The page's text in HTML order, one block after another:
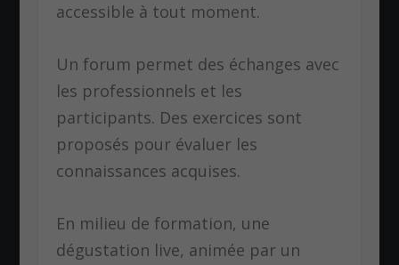
accessible à tout moment.
Un forum permet des échanges avec
les professionnels et les
participants. Des exercices sont
proposés pour évaluer les
connaissances acquises.
En milieu de formation, une
dégustation live, animée par un